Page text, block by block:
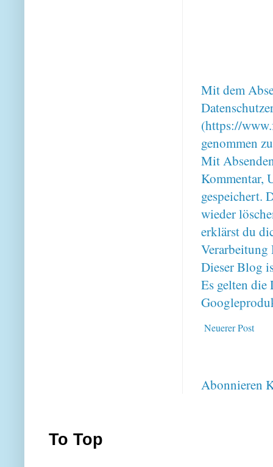
Mit dem
(https://
genommen
Mit
Kommentar,
gespeichert.
wieder
erklärst du
Verarbeitung
Dieser Blog
Es gelten
Neuerer Post
Abonnieren
To Top